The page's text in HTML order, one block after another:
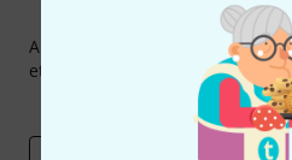
Thomann
Abonniere den Thomann
etwas Glück einen von50
Inspirierende Beiträge